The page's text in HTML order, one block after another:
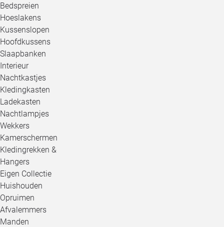
Bedspreien
Hoeslakens
Kussenslopen
Hoofdkussens
Slaapbanken
Interieur
Nachtkastjes
Kledingkasten
Ladekasten
Nachtlampjes
Wekkers
Kamerschermen
Kledingrekken &
Hangers
Eigen Collectie
Huishouden
Opruimen
Afvalemmers
Manden